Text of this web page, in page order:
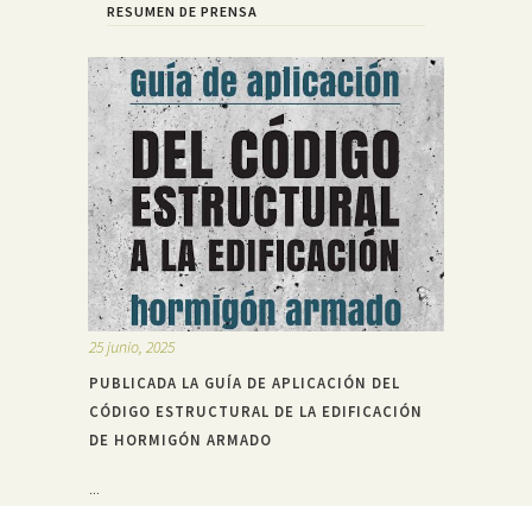
RESUMEN DE PRENSA
25 junio, 2025
PUBLICADA LA GUÍA DE APLICACIÓN DEL
CÓDIGO ESTRUCTURAL DE LA EDIFICACIÓN
DE HORMIGÓN ARMADO
...